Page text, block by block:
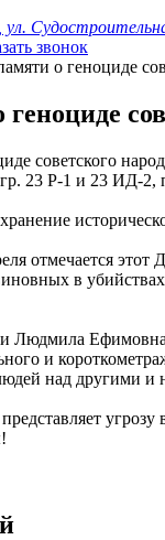
ул.
звонок
о геноциде
гр. 23 Р-1 и 23 ИД-
отмечается
в
Людмила
и
над другими и